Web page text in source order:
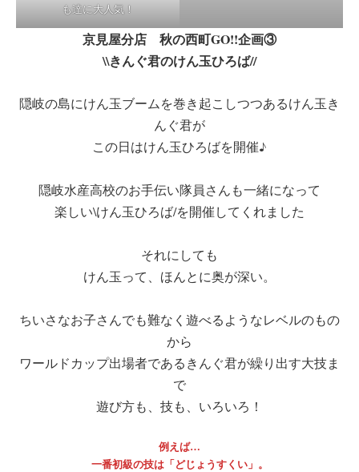
も達に大人気！
京見屋分店 秋の西町GO!!企画③
\\きんぐ君のけん玉ひろば//
隠岐の島にけん玉ブームを巻き起こしつつあるけん玉き
んぐ君が
この日はけん玉ひろばを開催♪
隠岐水産高校のお手伝い隊員さんも一緒になって
楽しい\けん玉ひろば/を開催してくれました
それにしても
けん玉って、ほんとに奥が深い。
ちいさなお子さんでも難なく遊べるようなレベルのもの
から
ワールドカップ出場者であるきんぐ君が繰り出す大技ま
で
遊び方も、技も、いろいろ！
例えば…
一番初級の技は「どじょうすくい」。